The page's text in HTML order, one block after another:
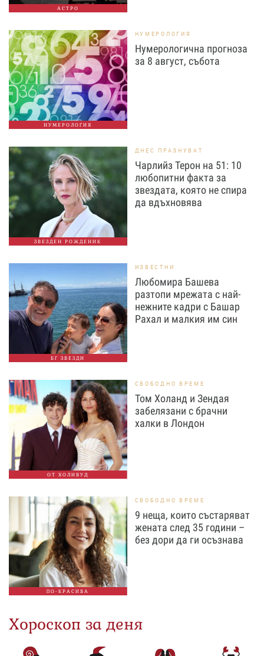
АСТРО
НУМЕРОЛОГИЯ
НУМЕРОЛОГИЯ
Нумерологична прогноза
за 8 август, събота
ЗВЕЗДЕН РОЖДЕНИК
ДНЕС ПРАЗНУВАТ
Чарлийз Терон на 51: 10
любопитни факта за
звездата, която не спира
да вдъхновява
БГ ЗВЕЗДИ
ИЗВЕСТНИ
Любомира Башева
разтопи мрежата с най-
нежните кадри с Башар
Рахал и малкия им син
ОТ ХОЛИВУД
СВОБОДНО ВРЕМЕ
Том Холанд и Зендая
забелязани с брачни
халки в Лондон
ПО-КРАСИВА
СВОБОДНО ВРЕМЕ
9 неща, които състаряват
жената след 35 години –
без дори да ги осъзнава
Хороскоп за деня